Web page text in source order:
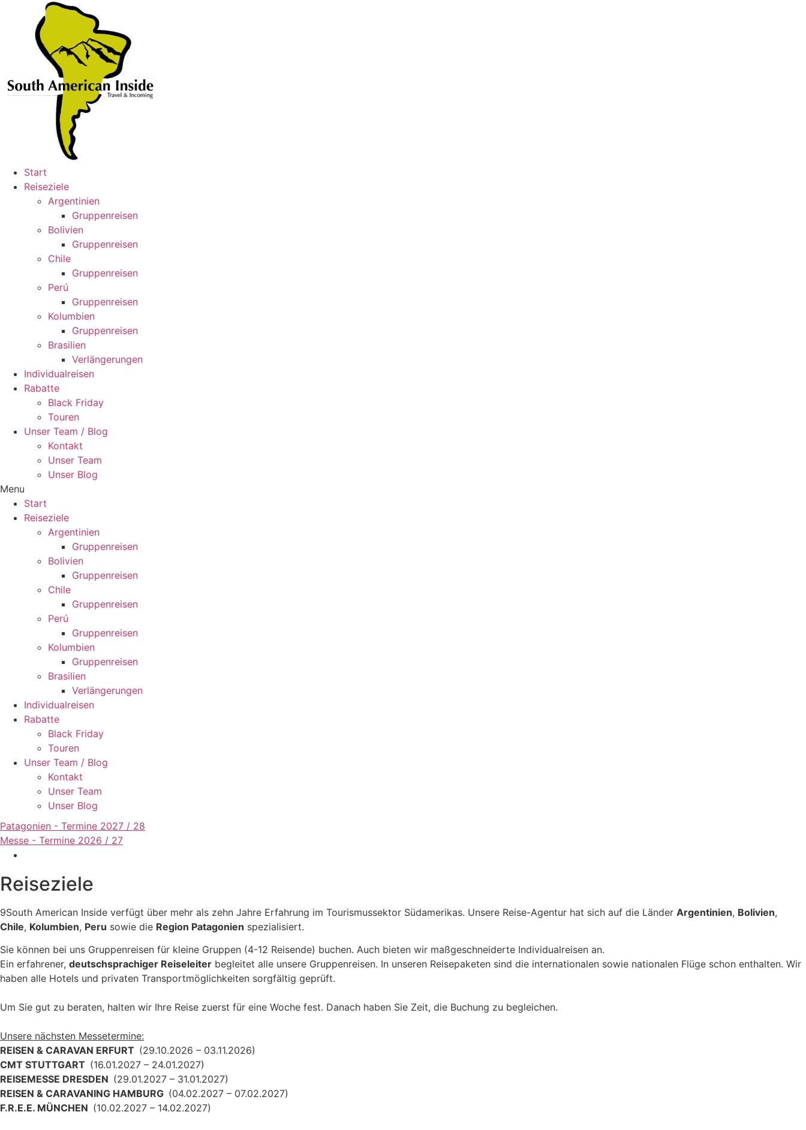
Start
Reiseziele
Argentinien
Gruppenreisen
Bolivien
Gruppenreisen
Chile
Gruppenreisen
Perú
Gruppenreisen
Kolumbien
Gruppenreisen
Brasilien
Verlängerungen
Individualreisen
Rabatte
Black Friday
Touren
Unser Team / Blog
Kontakt
Unser Team
Unser Blog
Menu
Start
Reiseziele
Argentinien
Gruppenreisen
Bolivien
Gruppenreisen
Chile
Gruppenreisen
Perú
Gruppenreisen
Kolumbien
Gruppenreisen
Brasilien
Verlängerungen
Individualreisen
Rabatte
Black Friday
Touren
Unser Team / Blog
Kontakt
Unser Team
Unser Blog
Patagonien - Termine 2027 / 28
Messe - Termine 2026 / 27
Reiseziele
9South American Inside verfügt über mehr als zehn Jahre Erfahrung im Tourismussektor Südamerikas. Unsere Reise-Agentur hat sich auf die Länder Argentinien, Bolivien,
Chile, Kolumbien, Peru sowie die Region Patagonien spezialisiert.
Sie können bei uns Gruppenreisen für kleine Gruppen (4-12 Reisende) buchen. Auch bieten wir maßgeschneiderte Individualreisen an.
Ein erfahrener, deutschsprachiger Reiseleiter begleitet alle unsere Gruppenreisen. In unseren Reisepaketen sind die internationalen sowie nationalen Flüge schon enthalten. Wir
haben alle Hotels und privaten Transportmöglichkeiten sorgfältig geprüft.
Um Sie gut zu beraten, halten wir Ihre Reise zuerst für eine Woche fest. Danach haben Sie Zeit, die Buchung zu begleichen.
Unsere nächsten Messetermine:
REISEN & CARAVAN ERFURT (29.10.2026 – 03.11.2026)
CMT STUTTGART (16.01.2027 – 24.01.2027)
REISEMESSE DRESDEN (29.01.2027 – 31.01.2027)
REISEN & CARAVANING HAMBURG (04.02.2027 – 07.02.2027)
F.R.E.E. MÜNCHEN (10.02.2027 – 14.02.2027)